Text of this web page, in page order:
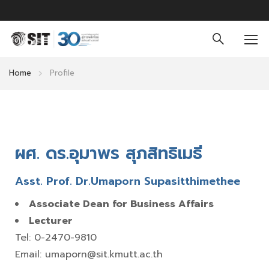
Home Profile
ผศ. ดร.อุมาพร สุภสิทธิเมธี
Asst. Prof. Dr.Umaporn Supasitthimethee
Associate Dean for Business Affairs
Lecturer
Tel: 0-2470-9810
Email: umaporn@sit.kmutt.ac.th